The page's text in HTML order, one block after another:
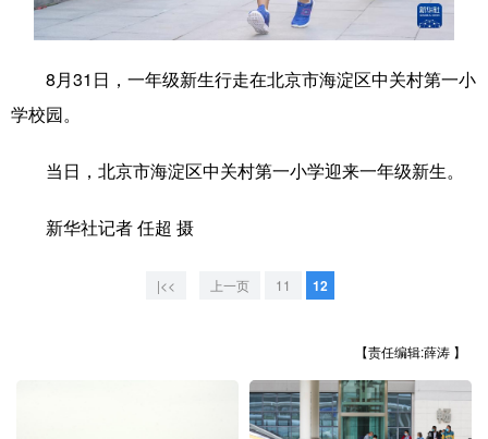
学术中国 乡村振兴 银龄 溯源中国
城市 旅游 能源 会展
公益 一带一路 亚太网 上市公司
文化产业
山西
上海 江苏
8月31日，一年级新生行走在北京市海淀区中关村第一小
学校园。
当日，北京市海淀区中关村第一小学迎来一年级新生。
新华社记者 任超 摄
|<< 上一页 11 12
【责任编辑:薛涛 】